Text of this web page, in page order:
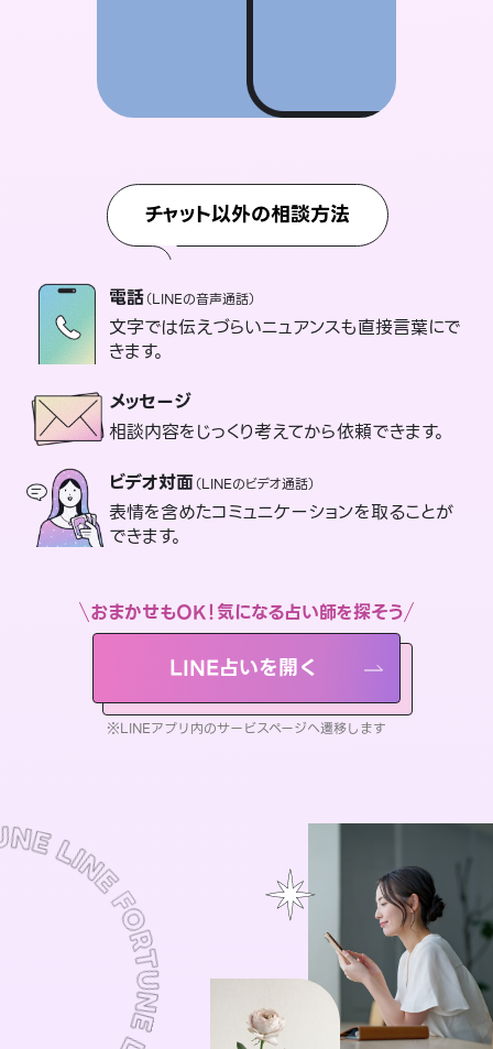
チャット以外の相談方法
電話（LINEの音声通話）
文字では伝えづらいニュアンスも直接言葉にで
きます。
メッセージ
相談内容をじっくり考えてから依頼できます。
ビデオ対面（LINEのビデオ通話）
表情を含めたコミュニケーションを取ることが
できます。
おまかせもOK！気になる占い師を探そう
LINE占いを開く
※LINEアプリ内のサービスページへ遷移します